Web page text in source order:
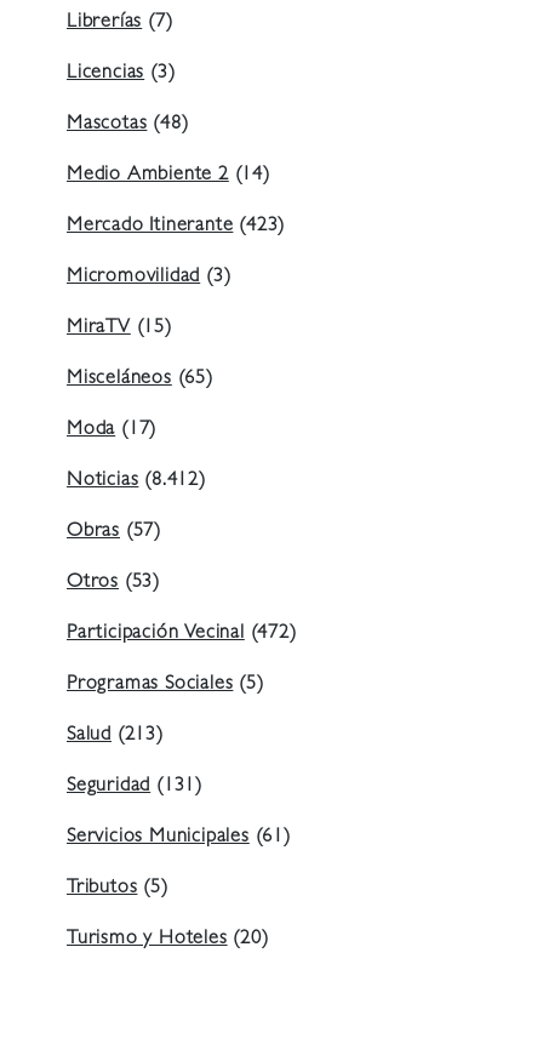
Librerías (7)
Licencias (3)
Mascotas (48)
Medio Ambiente 2(14)
Mercado Itinerante (423)
Micromovilidad (3)
MiraTV (15)
Misceláneos (65)
Moda (17)
Noticias (8.412)
Obras (57)
Otros (53)
Participación Vecinal (472)
Programas Sociales (5)
Salud (213)
Seguridad (131)
Servicios Municipales (61)
Tributos (5)
Turismo y Hoteles (20)